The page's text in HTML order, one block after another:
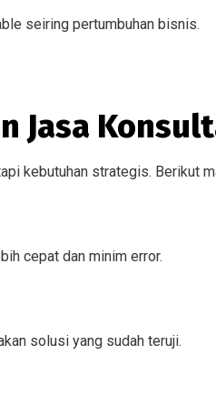
seiring pertumbuhan bisnis.
Jasa
kebutuhan strategis. Berikut
cepat dan minim error.
solusi yang sudah teruji.